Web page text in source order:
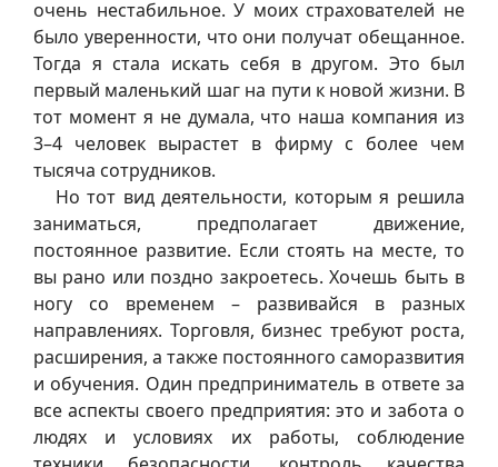
очень нестабильное. У моих страхователей не
было уверенности, что они получат обещанное.
Тогда я стала искать себя в другом. Это был
первый маленький шаг на пути к новой жизни. В
тот момент я не думала, что наша компания из
3–4 человек вырастет в фирму с более чем
тысяча сотрудников.
Но тот вид деятельности, которым я решила
заниматься, предполагает движение,
постоянное развитие. Если стоять на месте, то
вы рано или поздно закроетесь. Хочешь быть в
ногу со временем – развивайся в разных
направлениях. Торговля, бизнес требуют роста,
расширения, а также постоянного саморазвития
и обучения. Один предприниматель в ответе за
все аспекты своего предприятия: это и забота о
людях и условиях их работы, соблюдение